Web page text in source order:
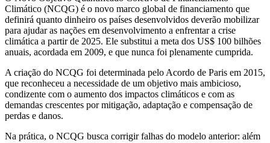
Climático (NCQG) é o novo marco global de financiamento que
definirá quanto dinheiro os países desenvolvidos deverão mobilizar
para ajudar as nações em desenvolvimento a enfrentar a crise
climática a partir de 2025. Ele substitui a meta dos US$ 100 bilhões
anuais, acordada em 2009, e que nunca foi plenamente cumprida.
A criação do NCQG foi determinada pelo Acordo de Paris em 2015,
que reconheceu a necessidade de um objetivo mais ambicioso,
condizente com o aumento dos impactos climáticos e com as
demandas crescentes por mitigação, adaptação e compensação de
perdas e danos.
Na prática, o NCQG busca corrigir falhas do modelo anterior: além